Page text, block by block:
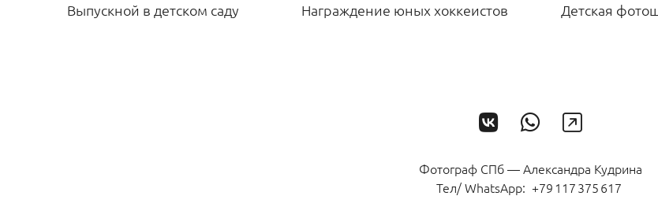
Выпускной в детском саду Награждение юных хоккеистов Детская
Фотограф СПб — Александра Кудрина
Тел/ WhatsАpp: +79 117 375 617